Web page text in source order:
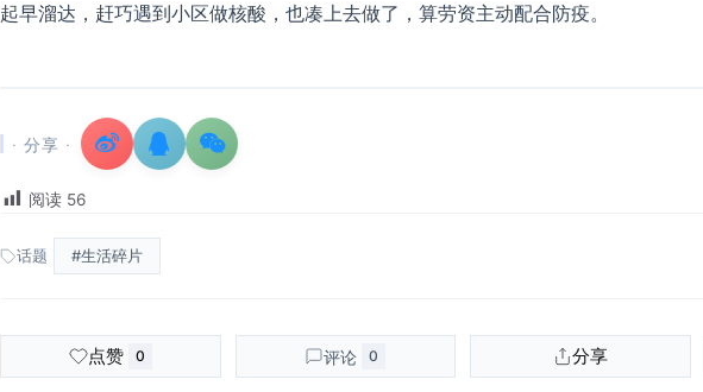
起早溜达，赶巧遇到小区做核酸，也凑上去做了，算劳资主动配合防疫。
· 分享 ·
阅读 56
话题 #生活碎片
点赞 0 评论 0 分享